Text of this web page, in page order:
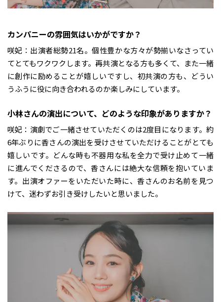
――カンパニーの雰囲気はいかがですか？
咲妃：出演者総勢21名。個性豊かな方々が勢揃いなさってい
てとてもワクワクします。再共演となる方も多くて、また一緒
に創作に励めることが嬉しいですし、初共演の方も、どうい
うふうに役に向き合われるのか楽しみにしています。
――小林さんの演出について、どのような印象がありますか？
咲妃：演劇でご一緒させていただくのは2度目になります。約
6年ぶりに香さんの演出を受けさせていただけることがとても
嬉しいです。どんな時も不器用な私を全力で受け止めて一緒
に進んでくださるので、香さんには絶大な信頼を抱いていま
す。出演オファーをいただいた時に、香さんのお名前を見つ
けて、迷わずお引き受けしたいと思いました。